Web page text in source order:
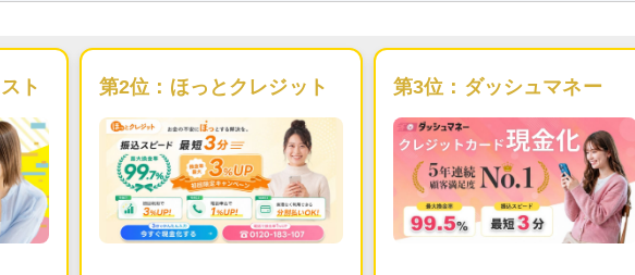
ト 第2位： ほっとクレジット 第3位： ダッシュマネー